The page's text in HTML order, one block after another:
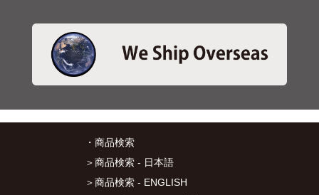
・商品検索
＞商品検索 - 日本語
＞商品検索 - ENGLISH